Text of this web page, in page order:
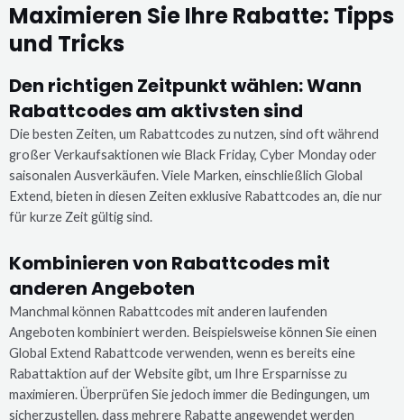
Maximieren Sie Ihre Rabatte: Tipps
und Tricks
Den richtigen Zeitpunkt wählen: Wann
Rabattcodes am aktivsten sind
Die besten Zeiten, um Rabattcodes zu nutzen, sind oft während
großer Verkaufsaktionen wie Black Friday, Cyber Monday oder
saisonalen Ausverkäufen. Viele Marken, einschließlich Global
Extend, bieten in diesen Zeiten exklusive Rabattcodes an, die nur
für kurze Zeit gültig sind.
Kombinieren von Rabattcodes mit
anderen Angeboten
Manchmal können Rabattcodes mit anderen laufenden
Angeboten kombiniert werden. Beispielsweise können Sie einen
Global Extend Rabattcode verwenden, wenn es bereits eine
Rabattaktion auf der Website gibt, um Ihre Ersparnisse zu
maximieren. Überprüfen Sie jedoch immer die Bedingungen, um
sicherzustellen, dass mehrere Rabatte angewendet werden